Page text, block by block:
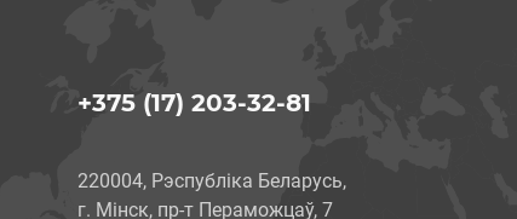
+375 (17) 203-32-81
220004, Рэспубліка Беларусь,
г. Мінск, пр-т Пераможцаў, 7